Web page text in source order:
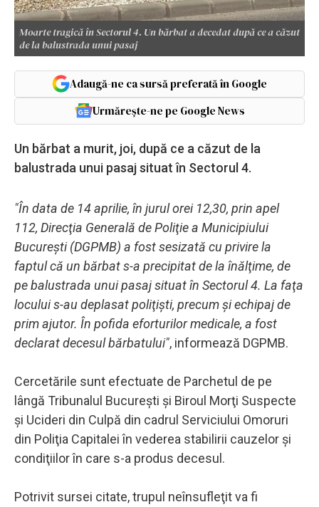
Moarte tragică în Sectorul 4. Un bărbat a decedat după ce a căzut
de la balustrada unui pasaj
Adaugă-ne ca sursă preferată în Google
Urmărește-ne pe Google News
Un bărbat a murit, joi, după ce a căzut de la
balustrada unui pasaj situat în Sectorul 4.
"În data de 14 aprilie, în jurul orei 12,30, prin apel
112, Direcţia Generală de Poliţie a Municipiului
Bucureşti (DGPMB) a fost sesizată cu privire la
faptul că un bărbat s-a precipitat de la înălţime, de
pe balustrada unui pasaj situat în Sectorul 4. La faţa
locului s-au deplasat poliţişti, precum şi echipaj de
prim ajutor. În pofida eforturilor medicale, a fost
declarat decesul bărbatului", informează DGPMB.
Cercetările sunt efectuate de Parchetul de pe
lângă Tribunalul Bucureşti şi Biroul Morţi Suspecte
şi Ucideri din Culpă din cadrul Serviciului Omoruri
din Poliţia Capitalei în vederea stabilirii cauzelor şi
condiţiilor în care s-a produs decesul.
Potrivit sursei citate, trupul neînsufleţit va fi